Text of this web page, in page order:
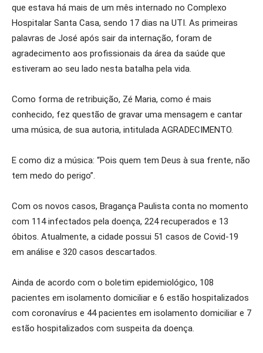
que estava há mais de um mês internado no Complexo
Hospitalar Santa Casa, sendo 17 dias na UTI. As primeiras
palavras de José após sair da internação, foram de
agradecimento aos profissionais da área da saúde que
estiveram ao seu lado nesta batalha pela vida.
Como forma de retribuição, Zé Maria, como é mais
conhecido, fez questão de gravar uma mensagem e cantar
uma música, de sua autoria, intitulada AGRADECIMENTO.
E como diz a música: “Pois quem tem Deus à sua frente, não
tem medo do perigo”.
Com os novos casos, Bragança Paulista conta no momento
com 114 infectados pela doença, 224 recuperados e 13
óbitos. Atualmente, a cidade possui 51 casos de Covid-19
em análise e 320 casos descartados.
Ainda de acordo com o boletim epidemiológico, 108
pacientes em isolamento domiciliar e 6 estão hospitalizados
com coronavírus e 44 pacientes em isolamento domiciliar e 7
estão hospitalizados com suspeita da doença.